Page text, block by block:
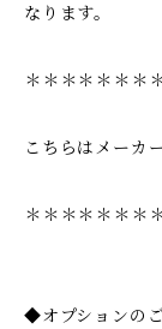
なります。
＊＊＊＊＊＊＊
こちらはメーカ
＊＊＊＊＊＊＊
◆オプションの